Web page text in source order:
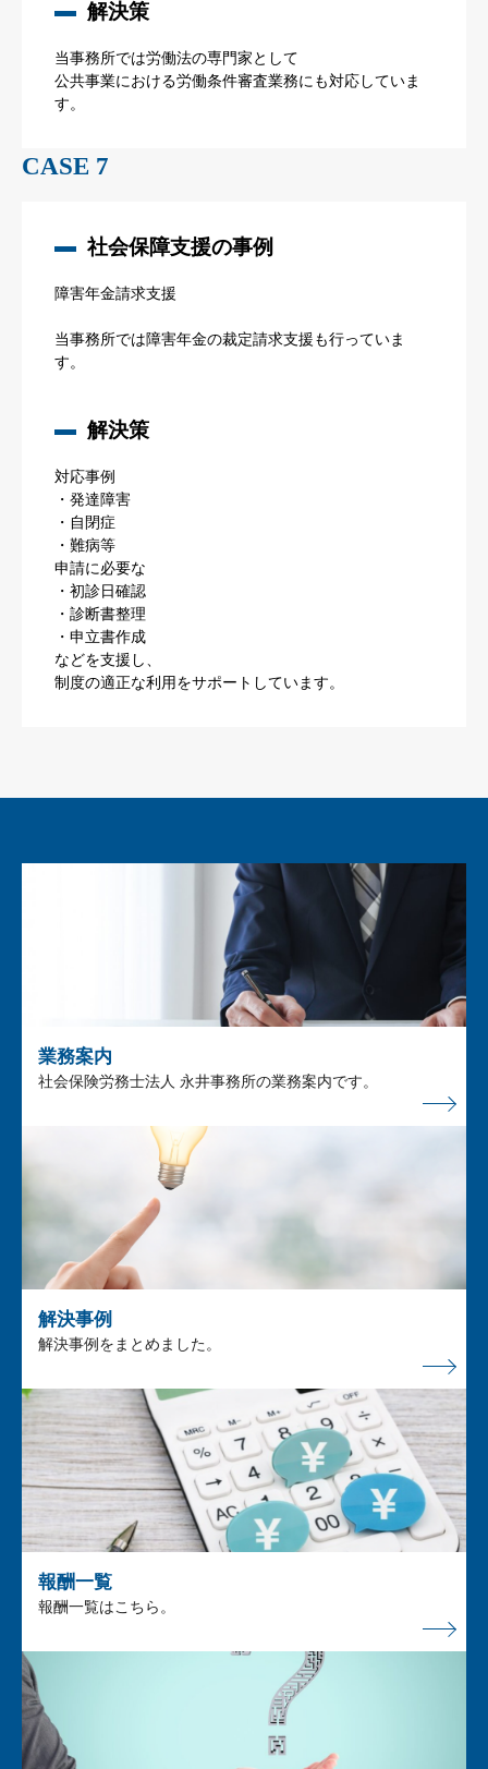
解決策
当事務所では労働法の専門家として
公共事業における労働条件審査業務にも対応していま
す。
CASE 7
社会保障支援の事例
障害年金請求支援
当事務所では障害年金の裁定請求支援も行っていま
す。
解決策
対応事例
・発達障害
・自閉症
・難病等
申請に必要な
・初診日確認
・診断書整理
・申立書作成
などを支援し、
制度の適正な利用をサポートしています。
業務案内
社会保険労務士法人 永井事務所の業務案内です。
解決事例
解決事例をまとめました。
報酬一覧
報酬一覧はこちら。